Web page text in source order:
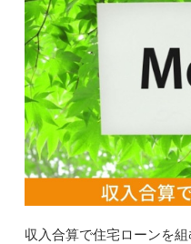
収入合算で住宅ローンを